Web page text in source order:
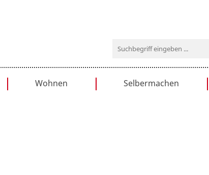
Navigation
überspringen
Wohnen Selbermachen